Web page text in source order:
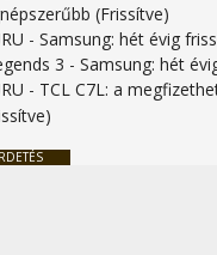
(Frissítve)
-Samsung: hét évig
3 -Samsung: hét
- TCL C7L: a